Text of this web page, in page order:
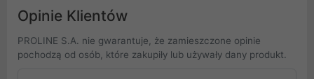
Opinie Klientów
PROLINE S.A. nie gwarantuje, że zamieszczone opinie
pochodzą od osób, które zakupiły lub używały dany produkt.